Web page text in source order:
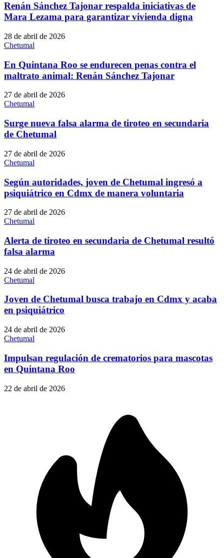
Renán Sánchez Tajonar respalda iniciativas de
Mara Lezama para garantizar vivienda digna
28 de abril de 2026
Chetumal
En Quintana Roo se endurecen penas contra el
maltrato animal: Renán Sánchez Tajonar
27 de abril de 2026
Chetumal
Surge nueva falsa alarma de tiroteo en secundaria
de Chetumal
27 de abril de 2026
Chetumal
Según autoridades, joven de Chetumal ingresó a
psiquiátrico en Cdmx de manera voluntaria
27 de abril de 2026
Chetumal
Alerta de tiroteo en secundaria de Chetumal resultó
falsa alarma
24 de abril de 2026
Chetumal
Joven de Chetumal busca trabajo en Cdmx y acaba
en psiquiátrico
24 de abril de 2026
Chetumal
Impulsan regulación de crematorios para mascotas
en Quintana Roo
22 de abril de 2026